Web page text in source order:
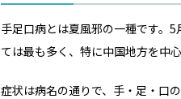
手足口病とは夏風邪の一種です。
ては最も多く、特に中国地方を中
症状は病名の通りで、手・足・口